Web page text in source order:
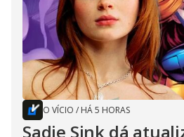
O VÍCIO / HÁ 5 HORAS
Sadie Sink dá